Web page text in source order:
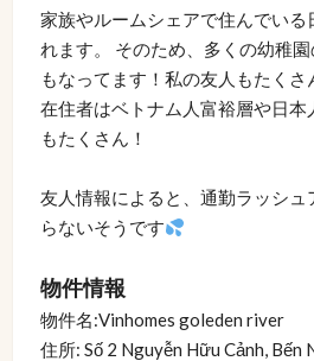
家族やルームシェアで住んでいる
れます。 そのため、多くの幼稚
もなってます！私の友人もたくさ
在住者はベトナム人富裕層や日本
もたくさん！
友人情報によると、通勤ラッシュ
らないそうです
物件情報
物件名:Vinhomes goleden river
住所: Số 2 Nguyễn Hữu Cảnh, Bến